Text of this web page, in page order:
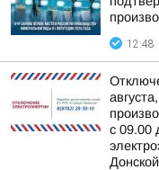
12:48
с 09.00